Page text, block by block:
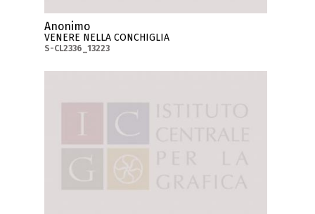
Anonimo
VENERE NELLA CONCHIGLIA
S-CL2336_13223